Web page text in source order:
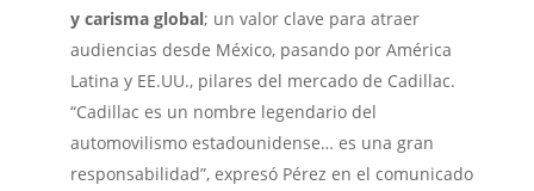
y carisma global; un valor clave para atraer
audiencias desde México, pasando por América
Latina y EE.UU., pilares del mercado de Cadillac.
“Cadillac es un nombre legendario del
automovilismo estadounidense… es una gran
responsabilidad”, expresó Pérez en el comunicado